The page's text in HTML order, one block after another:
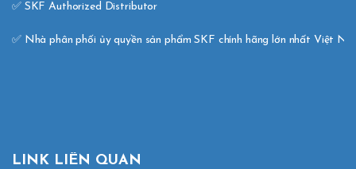
✅ SKF Authorized Distributor
✅ Nhà phân phối ủy quyền sản phẩm SKF chính hãng lớn nhất Việt
LINK LIÊN QUAN